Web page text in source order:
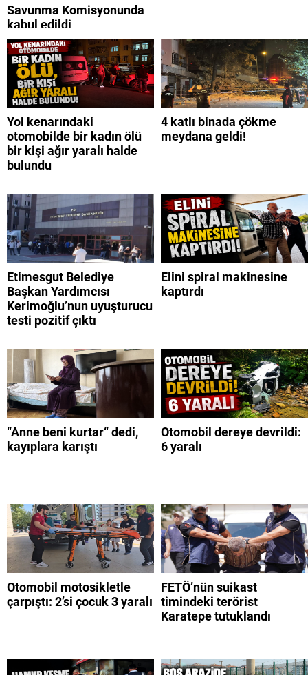
Savunma Komisyonunda
kabul edildi
Yol kenarındaki
otomobilde bir kadın ölü
bir kişi ağır yaralı halde
bulundu
4 katlı binada çökme
meydana geldi!
Etimesgut Belediye
Başkan Yardımcısı
Kerimoğlu’nun uyuşturucu
testi pozitif çıktı
Elini spiral makinesine
kaptırdı
“Anne beni kurtar“ dedi,
kayıplara karıştı
Otomobil dereye devrildi:
6 yaralı
Otomobil motosikletle
çarpıştı: 2’si çocuk 3 yaralı
FETÖ’nün suikast
timindeki terörist
Karatepe tutuklandı